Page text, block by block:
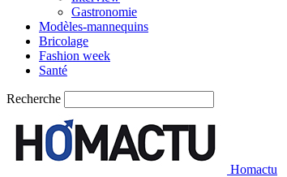
Gastronomie
Modèles-mannequins
Bricolage
Fashion week
Santé
Recherche
Homactu